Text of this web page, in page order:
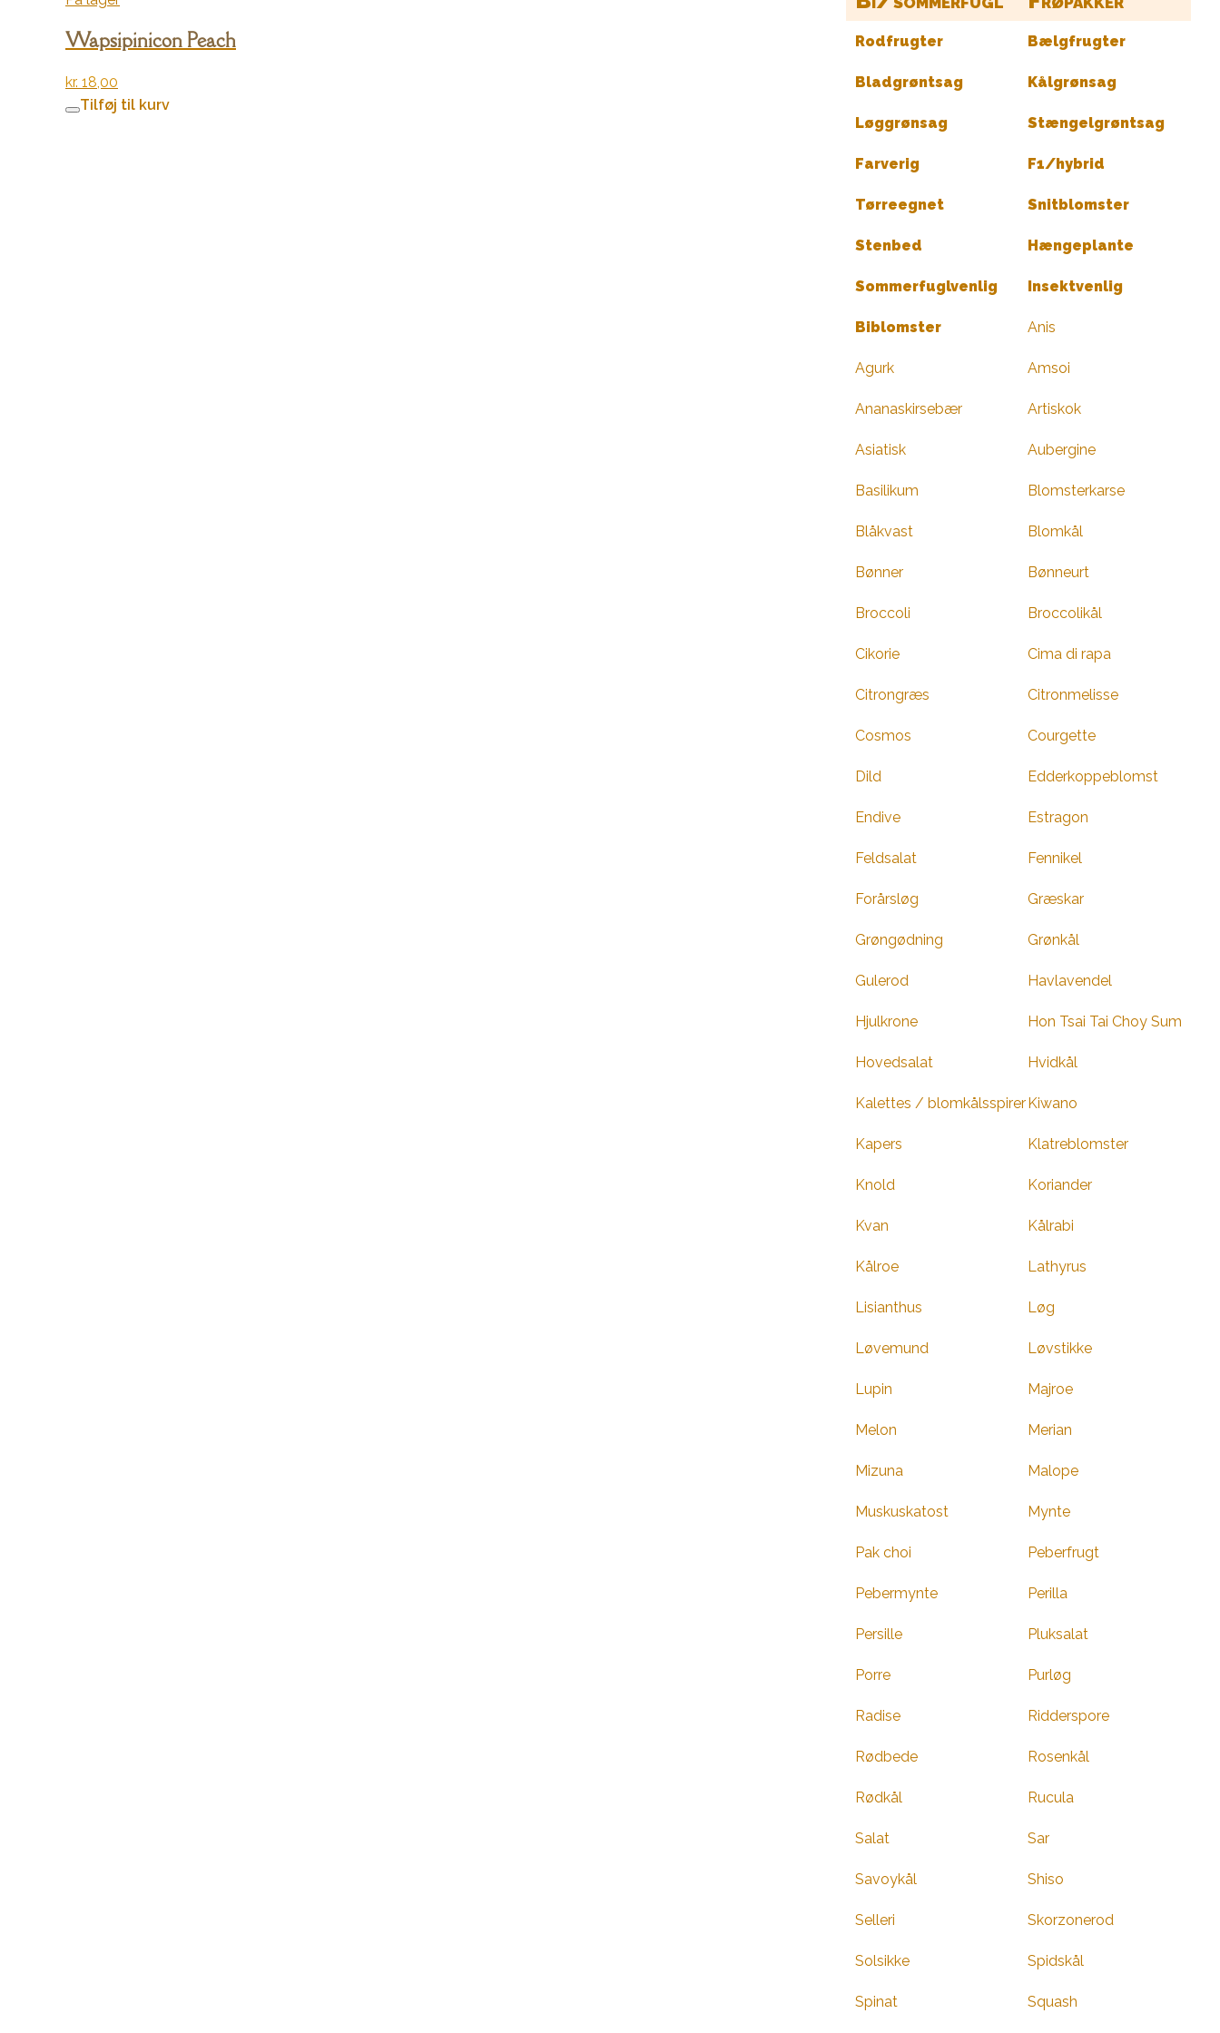
Wapsipinicon Peach
kr. 18,00
Tilføj til kurv
Rodfrugter Bælgfrugter
Bladgrøntsag Kålgrønsag
Løggrønsag Stængelgrøntsag
Farverig F1/hybrid
Tørreegnet Snitblomster
Stenbed Hængeplante
Sommerfuglvenlig Insektvenlig
Biblomster Anis
Agurk Amsoi
Ananaskirsebær Artiskok
Asiatisk Aubergine
Basilikum Blomsterkarse
Blåkvast Blomkål
Bønner Bønneurt
Broccoli Broccolikål
Cikorie Cima di rapa
Citrongræs Citronmelisse
Cosmos Courgette
Dild Edderkoppeblomst
Endive Estragon
Feldsalat Fennikel
Forårsløg Græskar
Grøngødning Grønkål
Gulerod Havlavendel
Hjulkrone Hon Tsai Tai Choy Sum
Hovedsalat Hvidkål
Kalettes / blomkålsspirer Kiwano
Kapers Klatreblomster
Knold Koriander
Kvan Kålrabi
Kålroe Lathyrus
Lisianthus Løg
Løvemund Løvstikke
Lupin Majroe
Melon Merian
Mizuna Malope
Muskuskatost Mynte
Pak choi Peberfrugt
Pebermynte Perilla
Persille Pluksalat
Porre Purløg
Radise Ridderspore
Rødbede Rosenkål
Rødkål Rucula
Salat Sar
Savoykål Shiso
Selleri Skorzonerod
Solsikke Spidskål
Spinat Squash